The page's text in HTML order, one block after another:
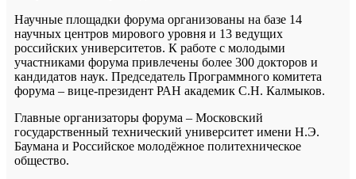
Научные площадки форума организованы на базе 14
научных центров мирового уровня и 13 ведущих
российских университетов. К работе с молодыми
участниками форума привлечены более 300 докторов и
кандидатов наук. Председатель Программного комитета
форума – вице-президент РАН академик С.Н. Калмыков.
Главные организаторы форума – Московский
государственный технический университет имени Н.Э.
Баумана и Российское молодёжное политехническое
общество.